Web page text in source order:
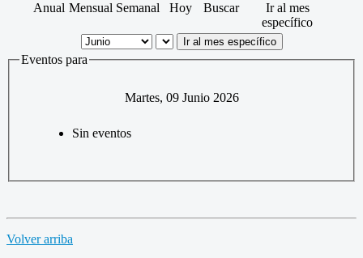
Anual Mensual Semanal Hoy Buscar
Ir al mes
específico
Ir al mes específico
Eventos para
Martes, 09 Junio 2026
Sin eventos
Volver arriba